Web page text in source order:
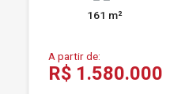
161 m²
A partir de:
R$ 1.580.000